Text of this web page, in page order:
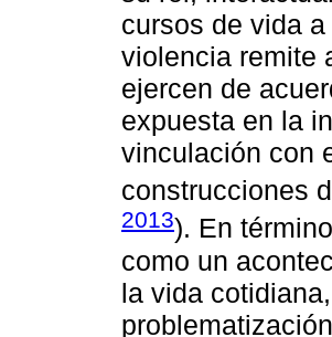
cursos de vida
violencia remite
ejercen de
expuesta en la
vinculación con
construcciones
2013). En
como un
la vida